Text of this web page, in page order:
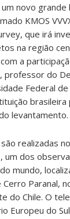
novo grande
KMOS
que irá
na região
a
professor do
Federal de
levantamento.
realizadas
um dos
mundo,
Paranal,
do Chile. O
Europeu do Sul